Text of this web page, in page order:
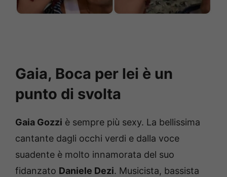
Gaia, Boca per lei è un
punto di svolta
Gaia Gozzi è sempre più sexy. La bellissima
cantante dagli occhi verdi e dalla voce
suadente è molto innamorata del suo
fidanzato Daniele Dezi. Musicista, bassista